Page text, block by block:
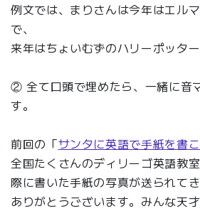
例文では、まりさんは今年はエル
で、
来年はちょいむずのハリーポッター
② 全て口頭で埋めたら、一緒に音
す。
前回の「サンタに英語で手紙を書
全国たくさんのディリーゴ英語教
際に書いた手紙の写真が送られて
ありがとうございます。みんな天才